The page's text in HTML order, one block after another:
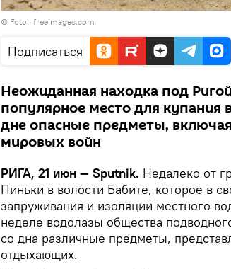
© Foto : freeimages.com
Подписаться
Неожиданная находка под
популярное место для купания
дне опасные предметы,
мировых войн
РИГА, 21 июн — Sputnik. Недалеко от
Пиньки в волости Бабите, которое в
запруживания и изоляции местного
неделе водолазы общества
со дна различные предметы,
отдыхающих.